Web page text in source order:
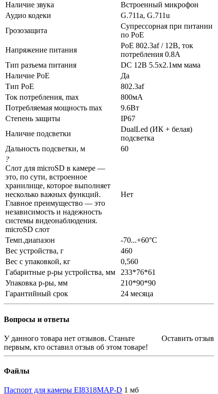
Наличие звука
Встроенный микрофон
Аудио кодеки
G.711a, G.711u
Грозозащита
Супрессорная при питании
по PoE
Напряжение питания
PoE 802.3af / 12В, ток
потребления 0.8А
Тип разъема питания
DC 12В 5.5x2.1мм мама
Наличие PoE
Да
Тип PoE
802.3af
Ток потребления, max
800мА
Потребляемая мощность max
9.6Вт
Степень защиты
IP67
Наличие подсветки
DualLed (ИК + белая)
подсветка
Дальность подсветки, м
60
?
Слот для microSD в камере —
это, по сути, встроенное
хранилище, которое выполняет
несколько важных функций.
Главное преимущество — это
независимость и надежность
системы видеонаблюдения.
microSD слот
Нет
Темп.диапазон
-70...+60°С
Вес устройства, г
460
Вес с упаковкой, кг
0,560
Габаритные р-ры устройства, мм
233*76*61
Упаковка р-ры, мм
210*90*90
Гарантийный срок
24 месяца
Вопросы и ответы
Оставить отзыв
У данного товара нет отзывов. Станьте
первым, кто оставил отзыв об этом товаре!
Файлы
Паспорт для камеры EI8318MAP-D 1 мб